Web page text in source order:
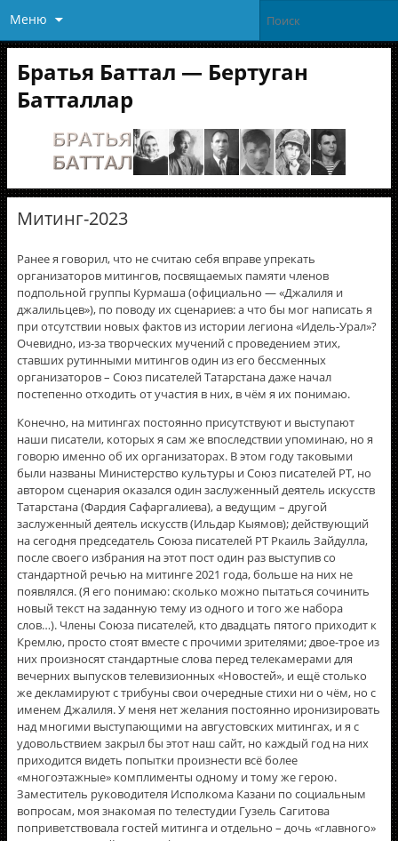
Меню
Братья Баттал — Бертуган
Батталлар
Митинг-2023
Ранее я говорил, что не считаю себя вправе упрекать
организаторов митингов, посвящаемых памяти членов
подпольной группы Курмаша (официально — «Джалиля и
джалильцев»), по поводу их сценариев: а что бы мог написать я
при отсутствии новых фактов из истории легиона «Идель-Урал»?
Очевидно, из-за творческих мучений с проведением этих,
ставших рутинными митингов один из его бессменных
организаторов – Союз писателей Татарстана даже начал
постепенно отходить от участия в них, в чём я их понимаю.
Конечно, на митингах постоянно присутствуют и выступают
наши писатели, которых я сам же впоследствии упоминаю, но я
говорю именно об их организаторах. В этом году таковыми
были названы Министерство культуры и Союз писателей РТ, но
автором сценария оказался один заслуженный деятель искусств
Татарстана (Фардия Сафаргалиева), а ведущим – другой
заслуженный деятель искусств (Ильдар Кыямов); действующий
на сегодня председатель Союза писателей РТ Ркаиль Зайдулла,
после своего избрания на этот пост один раз выступив со
стандартной речью на митинге 2021 года, больше на них не
появлялся. (Я его понимаю: сколько можно пытаться сочинить
новый текст на заданную тему из одного и того же набора
слов…). Члены Союза писателей, кто двадцать пятого приходит к
Кремлю, просто стоят вместе с прочими зрителями; двое-трое из
них произносят стандартные слова перед телекамерами для
вечерних выпусков телевизионных «Новостей», и ещё столько
же декламируют с трибуны свои очередные стихи ни о чём, но с
именем Джалиля. У меня нет желания постоянно иронизировать
над многими выступающими на августовских митингах, и я с
удовольствием закрыл бы этот наш сайт, но каждый год на них
приходится видеть попытки произнести всё более
«многоэтажные» комплименты одному и тому же герою.
Заместитель руководителя Исполкома Казани по социальным
вопросам, моя знакомая по телестудии Гузель Сагитова
поприветствовала гостей митинга и отдельно – дочь «главного»